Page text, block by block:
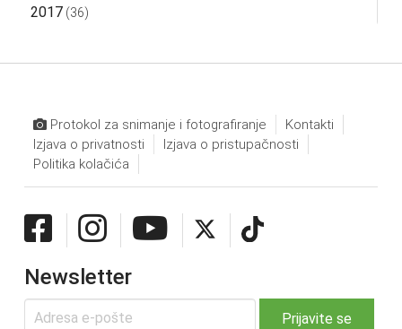
2017(36)
Protokol za snimanje i fotografiranje
Kontakti
Izjava o privatnosti
Izjava o pristupačnosti
Politika kolačića
Newsletter